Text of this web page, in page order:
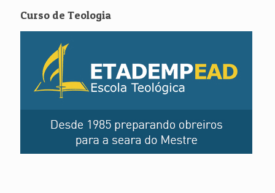
Curso de Teologia